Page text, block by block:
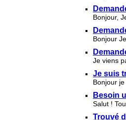
Bonjour,
Bonjour
Je viens
Je suis
Bonjour
Besoin
Salut !
Trouvé